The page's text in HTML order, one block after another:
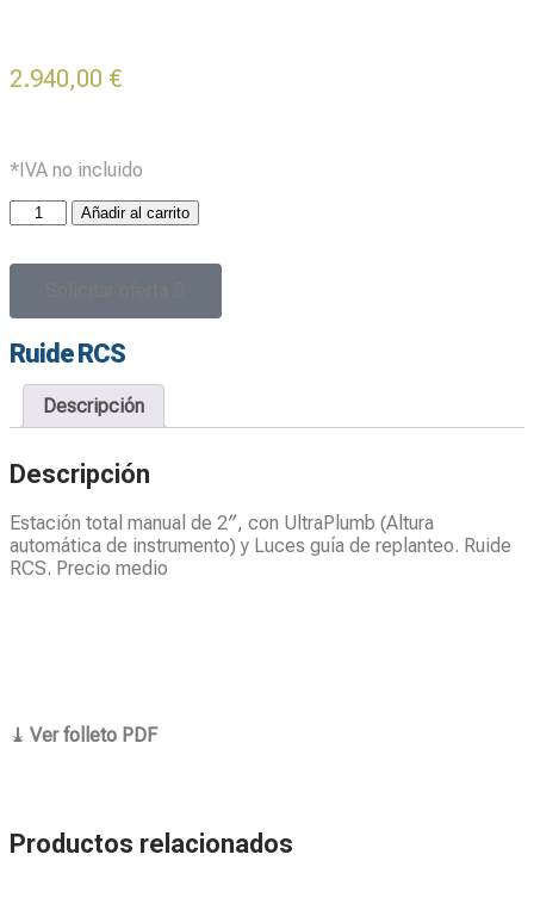
2.940,00 €
*IVA no incluido
Añadir al carrito
Ruide RCS
Descripción
Descripción
Estación total manual de 2″, con UltraPlumb (Altura
automática de instrumento) y Luces guía de replanteo. Ruide
RCS. Precio medio
⤓ Ver folleto PDF
Productos relacionados